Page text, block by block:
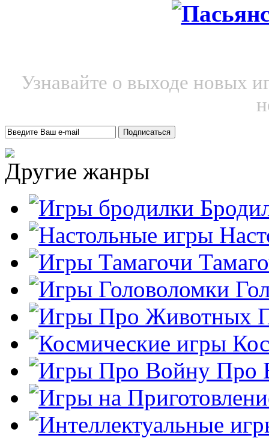
Узнавайте о выходе новых
Другие жанры
Про